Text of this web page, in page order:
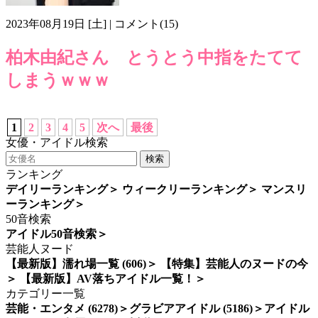
2023年08月19日 [土] | コメント(15)
柏木由紀さん とうとう中指をたてて
しまうｗｗｗ
1
2 3 4 5 次へ
最後
女優・アイドル検索
検索
ランキング
デイリーランキング＞ ウィークリーランキング＞ マンスリ
ーランキング＞
50音検索
アイドル50音検索 ＞
芸能人ヌード
【最新版】濡れ場一覧 (606) ＞
【特集】芸能人のヌードの今
＞
【最新版】AV落ちアイドル一覧！ ＞
カテゴリー一覧
芸能・エンタメ (6278) ＞ グラビアアイドル (5186) ＞ アイドル